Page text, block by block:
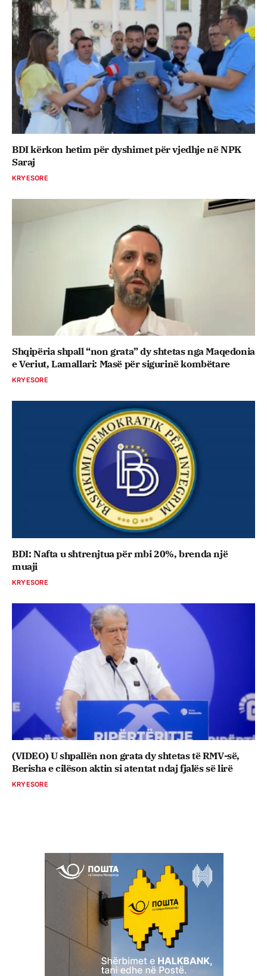
BDI kërkon hetim për dyshimet për vjedhje në NPK
Saraj
KRYESORE
Shqipëria shpall “non grata” dy shtetas nga Maqedonia
e Veriut, Lamallari: Masë për sigurinë kombëtare
KRYESORE
BDI: Nafta u shtrenjtua për mbi 20%, brenda një
muaji
KRYESORE
(VIDEO) U shpallën non grata dy shtetas të RMV-së,
Berisha e cilëson aktin si atentat ndaj fjalës së lirë
KRYESORE